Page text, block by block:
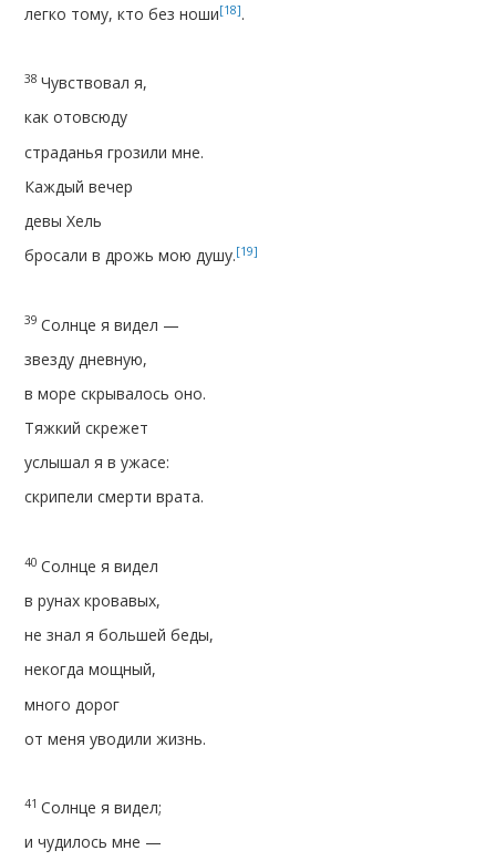
легко тому, кто без ноши[18].
38Чувствовал я,
как отовсюду
страданья грозили мне.
Каждый вечер
девы Хель
бросали в дрожь мою душу.[19]
39 Солнце я видел —
звезду дневную,
в море скрывалось оно.
Тяжкий скрежет
услышал я в ужасе:
скрипели смерти врата.
40 Солнце я видел
в рунах кровавых,
не знал я большей беды,
некогда мощный,
много дорог
от меня уводили жизнь.
41Солнце я видел;
и чудилось мне —